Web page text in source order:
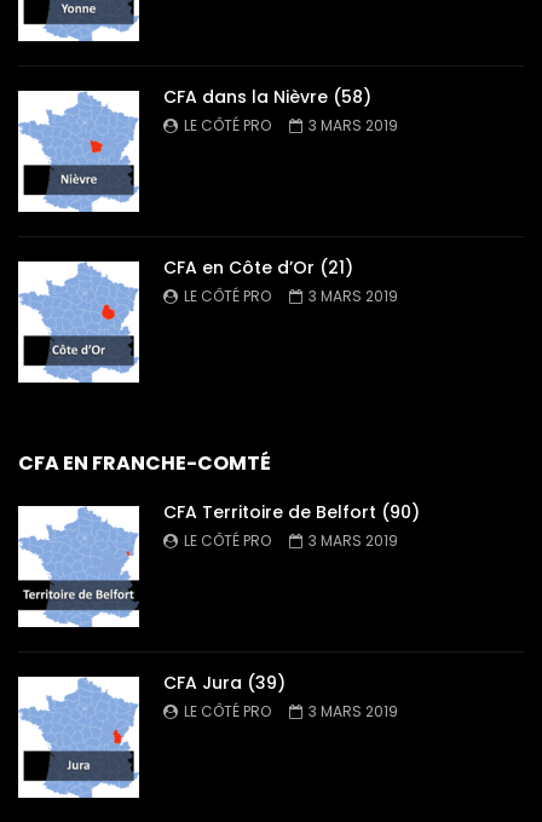
CFA dans la Nièvre (58)
LE CÔTÉ PRO 3 MARS 2019
CFA en Côte d’Or (21)
LE CÔTÉ PRO 3 MARS 2019
CFA EN FRANCHE-COMTÉ
CFA Territoire de Belfort (90)
LE CÔTÉ PRO 3 MARS 2019
CFA Jura (39)
LE CÔTÉ PRO 3 MARS 2019